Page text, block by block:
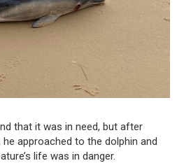
that it was in need, but after
he approached to the dolphin and
life was in danger.